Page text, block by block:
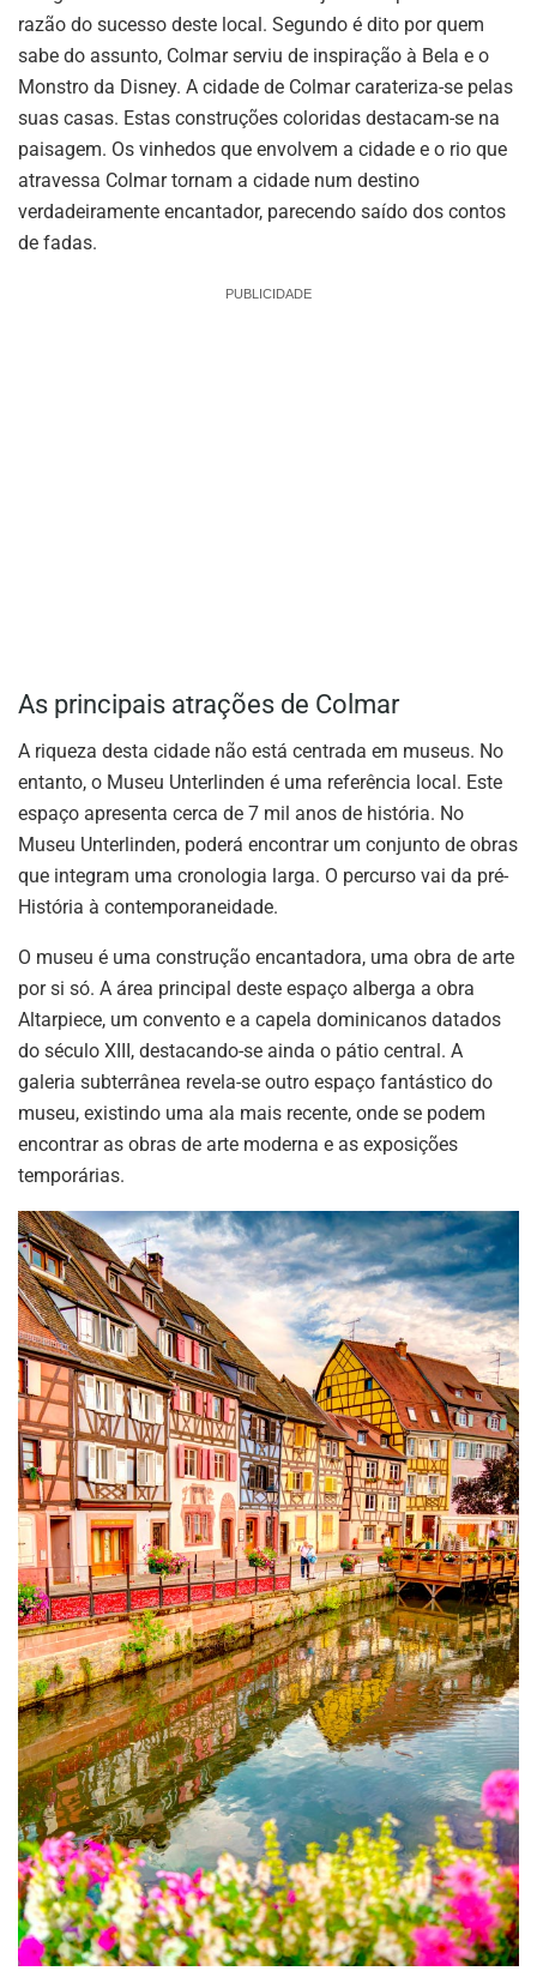
razão do sucesso deste local. Segundo é dito por quem
sabe do assunto, Colmar serviu de inspiração à Bela e o
Monstro da Disney. A cidade de Colmar carateriza-se pelas
suas casas. Estas construções coloridas destacam-se na
paisagem. Os vinhedos que envolvem a cidade e o rio que
atravessa Colmar tornam a cidade num destino
verdadeiramente encantador, parecendo saído dos contos
de fadas.
PUBLICIDADE
As principais atrações de Colmar
A riqueza desta cidade não está centrada em museus. No
entanto, o Museu Unterlinden é uma referência local. Este
espaço apresenta cerca de 7 mil anos de história. No
Museu Unterlinden, poderá encontrar um conjunto de obras
que integram uma cronologia larga. O percurso vai da pré-
História à contemporaneidade.
O museu é uma construção encantadora, uma obra de arte
por si só. A área principal deste espaço alberga a obra
Altarpiece, um convento e a capela dominicanos datados
do século XIII, destacando-se ainda o pátio central. A
galeria subterrânea revela-se outro espaço fantástico do
museu, existindo uma ala mais recente, onde se podem
encontrar as obras de arte moderna e as exposições
temporárias.